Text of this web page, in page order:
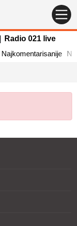
Radio 021 live
Najkomentarisanije